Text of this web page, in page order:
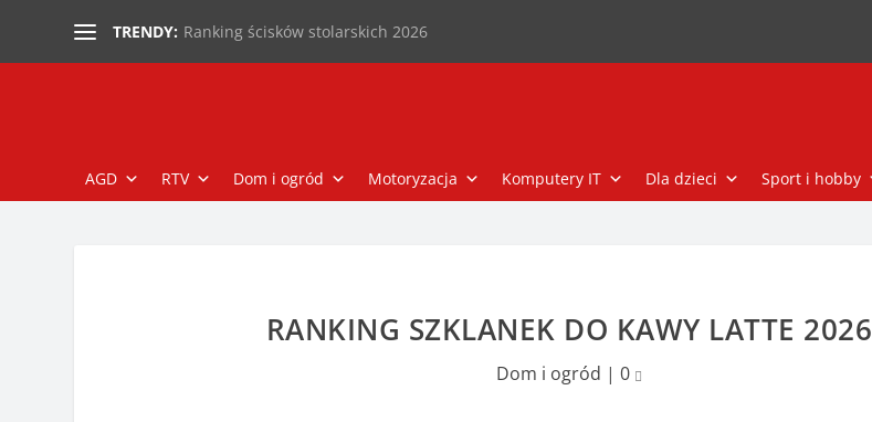
TRENDY: Ranking ścisków stolarskich 2026
AGD RTV Dom i ogród Motoryzacja Komputery IT Dla dzieci Sport i hobby
RANKING SZKLANEK DO KAWY LATTE 2026
Dom i ogród | 0